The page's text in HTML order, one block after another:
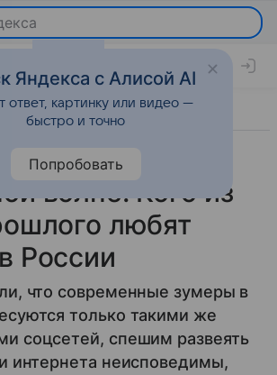
жизнь
волне. Кого из
любят
России
что современные зумеры в
только такими же
соцсетей, спешим развеять
интернета неисповедимы,
Яндекса с Алисой AI
ответ, картинку или видео —
быстро и точно
Попробовать